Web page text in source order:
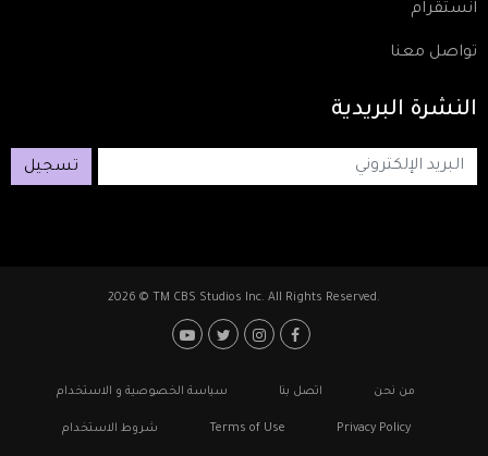
انستقرام
تواصل معنا
النشرة البريدية
تسجيل
2026 © TM CBS Studios Inc. All Rights Reserved.
Footer: Social Media
Footerمن نحن اتصل بنا سياسة الخصوصية و الاستخدام
Privacy Policy
Terms of Use شروط الاستخدام